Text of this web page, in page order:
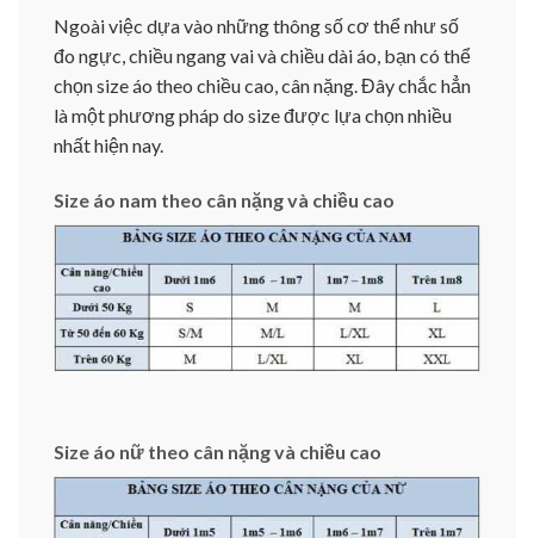
Ngoài việc dựa vào những thông số cơ thể như số
đo ngực, chiều ngang vai và chiều dài áo, bạn có thể
chọn size áo theo chiều cao, cân nặng. Đây chắc hẳn
là một phương pháp do size được lựa chọn nhiều
nhất hiện nay.
Size áo nam theo cân nặng và chiều cao
Size áo nữ theo cân nặng và chiều cao